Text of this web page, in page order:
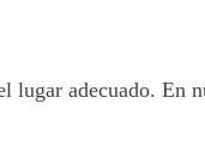
adecuado. En